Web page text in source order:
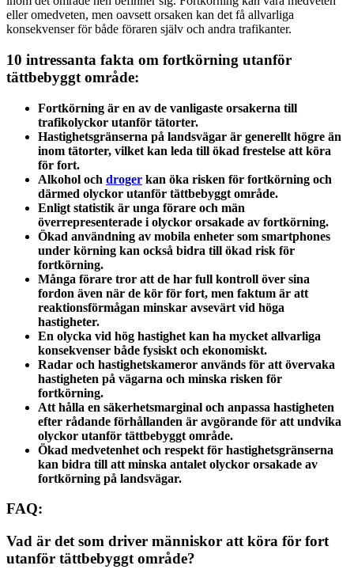
eller omedveten, men oavsett orsaken kan det få allvarliga
konsekvenser för både föraren själv och andra trafikanter.
10 intressanta fakta om fortkörning utanför
tättbebyggt område:
Fortkörning är en av de vanligaste orsakerna till
trafikolyckor utanför tätorter.
Hastighetsgränserna på landsvägar är generellt högre än
inom tätorter, vilket kan leda till ökad frestelse att köra
för fort.
Alkohol och droger kan öka risken för fortkörning och
därmed olyckor utanför tättbebyggt område.
Enligt statistik är unga förare och män
överrepresenterade i olyckor orsakade av fortkörning.
Ökad användning av mobila enheter som smartphones
under körning kan också bidra till ökad risk för
fortkörning.
Många förare tror att de har full kontroll över sina
fordon även när de kör för fort, men faktum är att
reaktionsförmågan minskar avsevärt vid höga
hastigheter.
En olycka vid hög hastighet kan ha mycket allvarliga
konsekvenser både fysiskt och ekonomiskt.
Radar och hastighetskameror används för att övervaka
hastigheten på vägarna och minska risken för
fortkörning.
Att hålla en säkerhetsmarginal och anpassa hastigheten
efter rådande förhållanden är avgörande för att undvika
olyckor utanför tättbebyggt område.
Ökad medvetenhet och respekt för hastighetsgränserna
kan bidra till att minska antalet olyckor orsakade av
fortkörning på landsvägar.
FAQ:
Vad är det som driver människor att köra för fort
utanför tättbebyggt område?